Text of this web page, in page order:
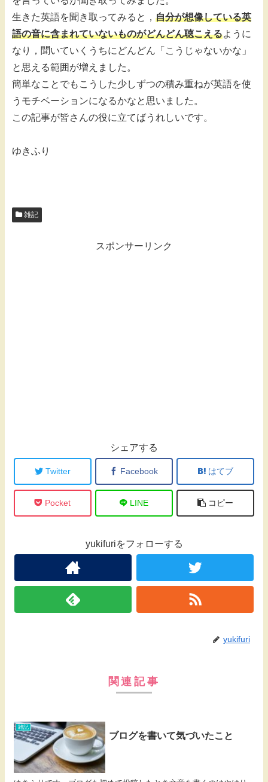
生きた英語を聞き取ってみると， 自分が想像している英
語の音に含まれていないものがどんどん聴こえるように
なり，聞いていくうちにどんどん「こうじゃないかな」
と思える範囲が増えました。
簡単なことでもこうした少しずつの積み重ねが英語を使
うモチベーションになるかなと思いました。
この記事が皆さんの役に立てばうれしいです。
ゆきふり
雑記
スポンサーリンク
シェアする
Twitter Facebook はてブ
Pocket LINE コピー
yukifuriをフォローする
yukifuri
関連記事
雑記
ブログを書いて気づいたこと